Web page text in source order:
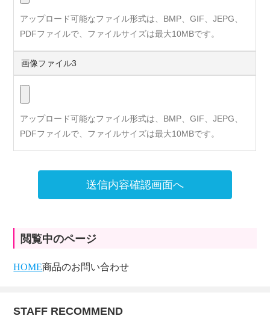
アップロード可能なファイル形式は、BMP、GIF、JEPG、
PDFファイルで、ファイルサイズは最大10MBです。
画像ファイル3
アップロード可能なファイル形式は、BMP、GIF、JEPG、
PDFファイルで、ファイルサイズは最大10MBです。
送信内容確認画面へ
閲覧中のページ
HOME商品のお問い合わせ
STAFF RECOMMEND